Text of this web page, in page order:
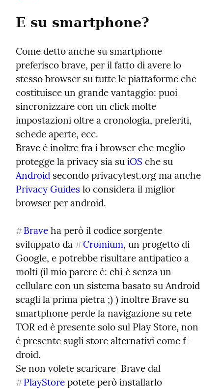
E su smartphone?
Come detto anche su smartphone
preferisco brave, per il fatto di avere lo
stesso browser su tutte le piattaforme che
costituisce un grande vantaggio: puoi
sincronizzare con un click molte
impostazioni oltre a cronologia, preferiti,
schede aperte, ecc.
Brave è inoltre fra i browser che meglio
protegge la privacy sia su iOS
Android
Privacy Guides lo considera il miglior
browser per android.
#Brave ha però il codice sorgente
sviluppato da #Cromium, un progetto di
Google, e potrebbe risultare antipatico a
molti (il mio parere è: chi è senza un
cellulare con un sistema basato su Android
scagli la prima pietra ;) ) inoltre Brave su
smartphone perde la navigazione su rete
TOR ed è presente solo sul Play Store, non
è presente sugli store alternativi come f-
droid.
#PlayStore potete però installarlo